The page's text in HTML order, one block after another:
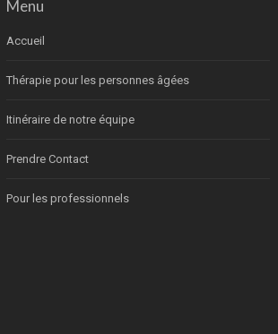
Menu
Accueil
Thérapie pour les personnes âgées
Itinéraire de notre équipe
Prendre Contact
Pour les professionnels